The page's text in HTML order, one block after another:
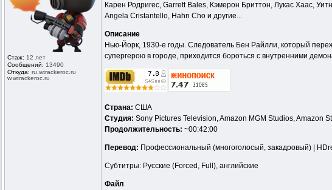
Стаж: 12 лет
Сообщений: 13490
Откуда: ru.wtrackeroc.ru
w.wtrackeroc .ru
Карен Родригес, Garrett Bales, Кэмерон Бриттон, Лукас Хаас,
Angela Cristantello, Hahn Cho и другие...
Описание
Нью-Йорк, 1930-е годы. Следователь Бен Райлли, который
супергерою в городе, приходится бороться с внутренними
Страна: США
Студия: Sony Pictures Television, Amazon MGM Studios, Amazon
Продолжительность: ~00:42:00
Перевод: Профессиональный (многоголосый, закадровый) |
Субтитры: Русские (Forced, Full), английские
Файл